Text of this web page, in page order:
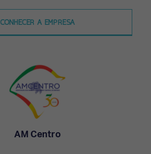
CONHECER A EMPRESA
AM Centro